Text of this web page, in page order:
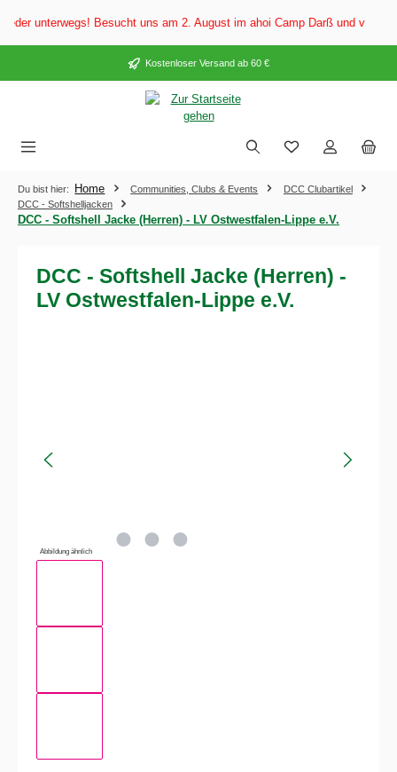
springen
unterwegs! Besucht uns am 2. August im ahoi Camp Darß und vom 3.
Kostenloser Versand ab 60 €
Du bist hier: Home Communities, Clubs & Events
DCC Clubartikel
DCC - Softshelljacken
DCC - Softshell Jacke (Herren) - LV Ostwestfalen-Lippe e.V.
DCC - Softshell Jacke (Herren) -
LV Ostwestfalen-Lippe e.V.
Abbildung ähnlich